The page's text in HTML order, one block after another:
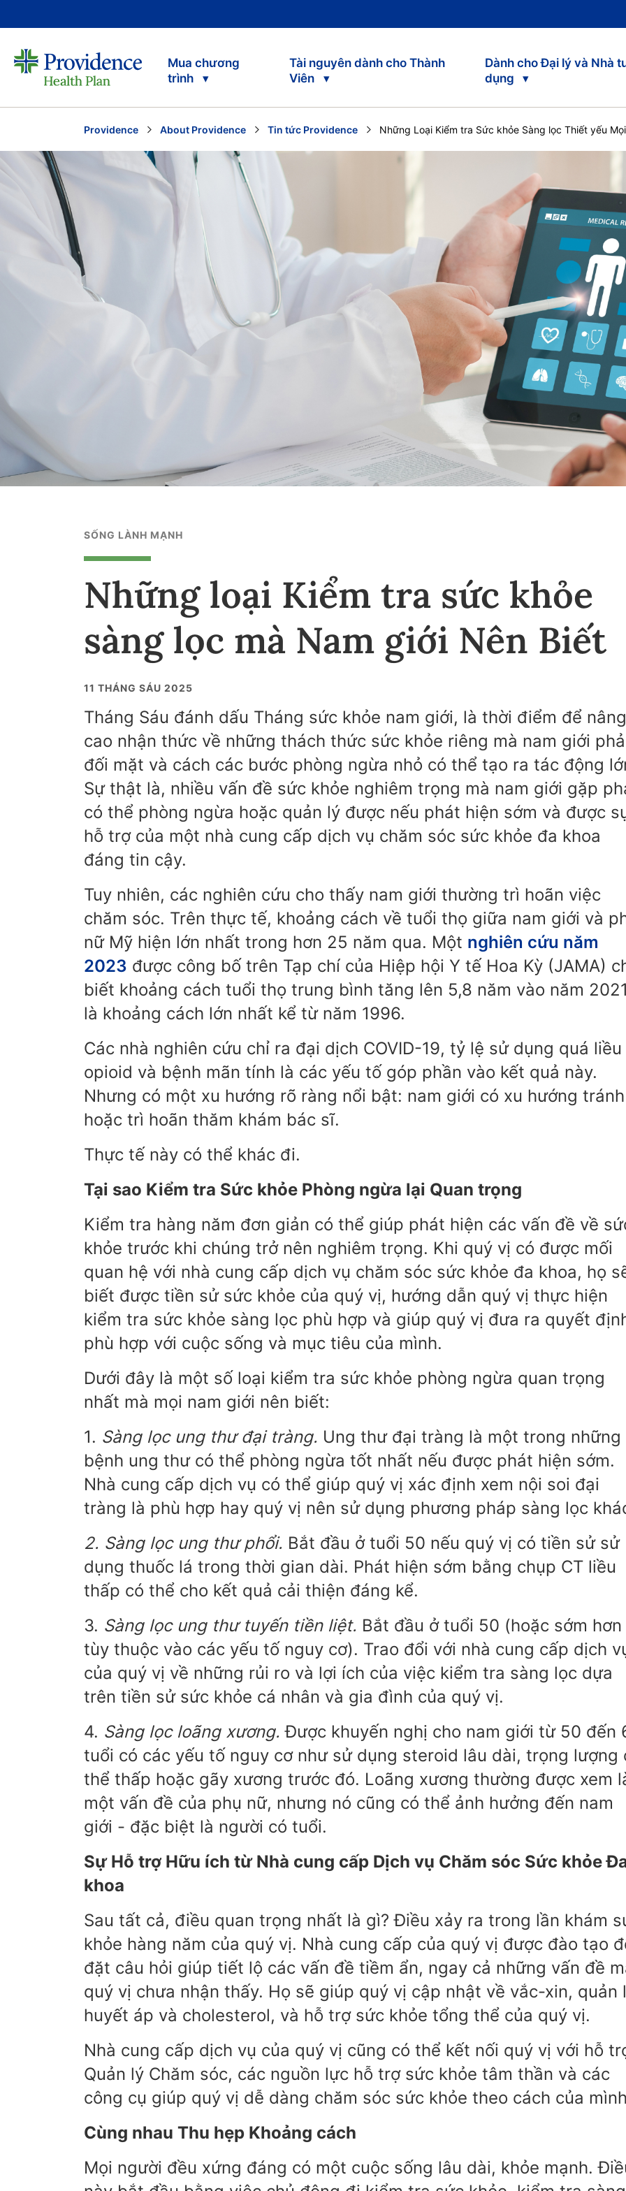
Mua chương
trình
Tài nguyên dành cho Thành
Viên
Dành cho Đại lý và Nhà
dụng
Providence About Providence Tin tức Providence Current:
Những Loại Kiểm tra Sức khỏe Sàng lọc Thiết yếu
SỐNG LÀNH MẠNH
Những loại Kiểm tra sức khỏe
sàng lọc mà Nam giới Nên Biết
11 THÁNG SÁU 2025
Tháng Sáu đánh dấu Tháng sức khỏe nam giới, là thời điểm để nâng
cao nhận thức về những thách thức sức khỏe riêng mà nam giới
đối mặt và cách các bước phòng ngừa nhỏ có thể tạo ra tác động
Sự thật là, nhiều vấn đề sức khỏe nghiêm trọng mà nam giới gặp
có thể phòng ngừa hoặc quản lý được nếu phát hiện sớm và được
hỗ trợ của một nhà cung cấp dịch vụ chăm sóc sức khỏe đa khoa
đáng tin cậy.
Tuy nhiên, các nghiên cứu cho thấy nam giới thường trì hoãn việc
chăm sóc. Trên thực tế, khoảng cách về tuổi thọ giữa nam giới và
nữ Mỹ hiện lớn nhất trong hơn 25 năm qua. Một nghiên cứu năm
2023 được công bố trên Tạp chí của Hiệp hội Y tế Hoa Kỳ (JAMA)
biết khoảng cách tuổi thọ trung bình tăng lên 5,8 năm vào năm
là khoảng cách lớn nhất kể từ năm 1996.
Các nhà nghiên cứu chỉ ra đại dịch COVID-19, tỷ lệ sử dụng quá liều
opioid và bệnh mãn tính là các yếu tố góp phần vào kết quả này.
Nhưng có một xu hướng rõ ràng nổi bật: nam giới có xu hướng tránh
hoặc trì hoãn thăm khám bác sĩ.
Thực tế này có thể khác đi.
Tại sao Kiểm tra Sức khỏe Phòng ngừa lại Quan trọng
Kiểm tra hàng năm đơn giản có thể giúp phát hiện các vấn đề về
khỏe trước khi chúng trở nên nghiêm trọng. Khi quý vị có được mối
quan hệ với nhà cung cấp dịch vụ chăm sóc sức khỏe đa khoa, họ
biết được tiền sử sức khỏe của quý vị, hướng dẫn quý vị thực hiện
kiểm tra sức khỏe sàng lọc phù hợp và giúp quý vị đưa ra quyết
phù hợp với cuộc sống và mục tiêu của mình.
Dưới đây là một số loại kiểm tra sức khỏe phòng ngừa quan trọng
nhất mà mọi nam giới nên biết:
1. Sàng lọc ung thư đại tràng. Ung thư đại tràng là một trong những
bệnh ung thư có thể phòng ngừa tốt nhất nếu được phát hiện sớm.
Nhà cung cấp dịch vụ có thể giúp quý vị xác định xem nội soi đại
tràng là phù hợp hay quý vị nên sử dụng phương pháp sàng lọc
2. Sàng lọc ung thư phổi. Bắt đầu ở tuổi 50 nếu quý vị có tiền sử sử
dụng thuốc lá trong thời gian dài. Phát hiện sớm bằng chụp CT liều
thấp có thể cho kết quả cải thiện đáng kể.
3. Sàng lọc ung thư tuyến tiền liệt. Bắt đầu ở tuổi 50 (hoặc sớm hơn
tùy thuộc vào các yếu tố nguy cơ). Trao đổi với nhà cung cấp dịch
của quý vị về những rủi ro và lợi ích của việc kiểm tra sàng lọc dựa
trên tiền sử sức khỏe cá nhân và gia đình của quý vị.
4. Sàng lọc loãng xương.Được khuyến nghị cho nam giới từ 50 đến
tuổi có các yếu tố nguy cơ như sử dụng steroid lâu dài, trọng lượng
thể thấp hoặc gãy xương trước đó. Loãng xương thường được xem
một vấn đề của phụ nữ, nhưng nó cũng có thể ảnh hưởng đến nam
giới - đặc biệt là người có tuổi.
Sự Hỗ trợ Hữu ích từ Nhà cung cấp Dịch vụ Chăm sóc Sức khỏe
khoa
Sau tất cả, điều quan trọng nhất là gì? Điều xảy ra trong lần khám
khỏe hàng năm của quý vị. Nhà cung cấp của quý vị được đào tạo
đặt câu hỏi giúp tiết lộ các vấn đề tiềm ẩn, ngay cả những vấn đề
quý vị chưa nhận thấy. Họ sẽ giúp quý vị cập nhật về vắc-xin, quản
huyết áp và cholesterol, và hỗ trợ sức khỏe tổng thể của quý vị.
Nhà cung cấp dịch vụ của quý vị cũng có thể kết nối quý vị với hỗ
Quản lý Chăm sóc, các nguồn lực hỗ trợ sức khỏe tâm thần và các
công cụ giúp quý vị dễ dàng chăm sóc sức khỏe theo cách của
Cùng nhau Thu hẹp Khoảng cách
Mọi người đều xứng đáng có một cuộc sống lâu dài, khỏe mạnh.